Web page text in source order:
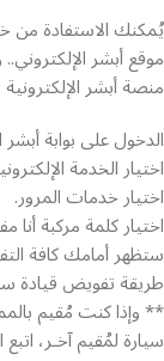
يُمكنك الاستفادة من
موقع أبشر
منصة أبشر
الدخول على بوابة أبشر
اختيار الخدمة
اختيار خدمات المرور.
اختيار كلمة مركبة أنا
ستظهر أمامك كافة
طريقة تفويض قيادة
** وإذا كنت مُقيم
سيارة لمُقيم آخـر،